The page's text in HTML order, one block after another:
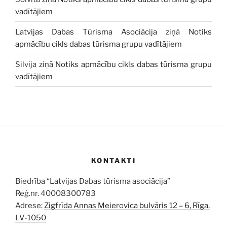
vadītājiem
Latvijas Dabas Tūrisma Asociācija ziņā Notiks
apmācību cikls dabas tūrisma grupu vadītājiem
Silvija ziņā Notiks apmācību cikls dabas tūrisma grupu
vadītājiem
KONTAKTI
Biedrība “Latvijas Dabas tūrisma asociācija”
Reģ.nr. 40008300783
Adrese:Zigfrīda Annas Meierovica bulvāris 12 – 6, Rīga,
LV-1050